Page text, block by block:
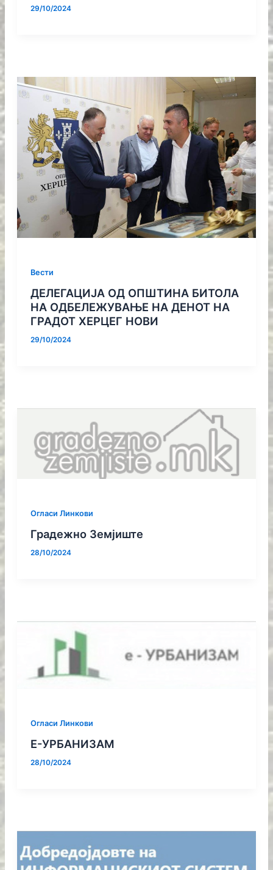
29/10/2024
Вести
ДЕЛЕГАЦИЈА ОД ОПШТИНА БИТОЛА
НА ОДБЕЛЕЖУВАЊЕ НА ДЕНОТ НА
ГРАДОТ ХЕРЦЕГ НОВИ
29/10/2024
Огласи Линкови
Градежно Земјиште
28/10/2024
Огласи Линкови
E-УРБАНИЗАМ
28/10/2024